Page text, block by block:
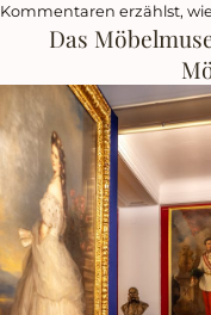
Kommentaren erzählst,
Das